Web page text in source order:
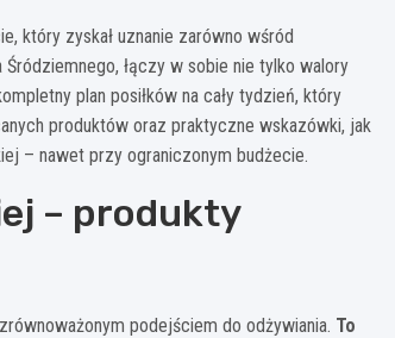
który zyskał uznanie zarówno wśród
łączy w sobie nie tylko walory
plan posiłków na cały tydzień, który
produktów oraz praktyczne wskazówki, jak
– nawet przy ograniczonym budżecie.
– produkty
podejściem do odżywiania. To